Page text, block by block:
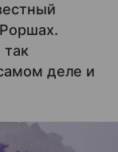
так
деле и